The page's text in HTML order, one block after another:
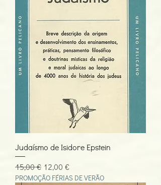
Judaísmo de Isidore Epstein
Preço normal
15,00 € Preço promocional
12,00 €
PROMOÇÃO FÉRIAS DE VERÃO